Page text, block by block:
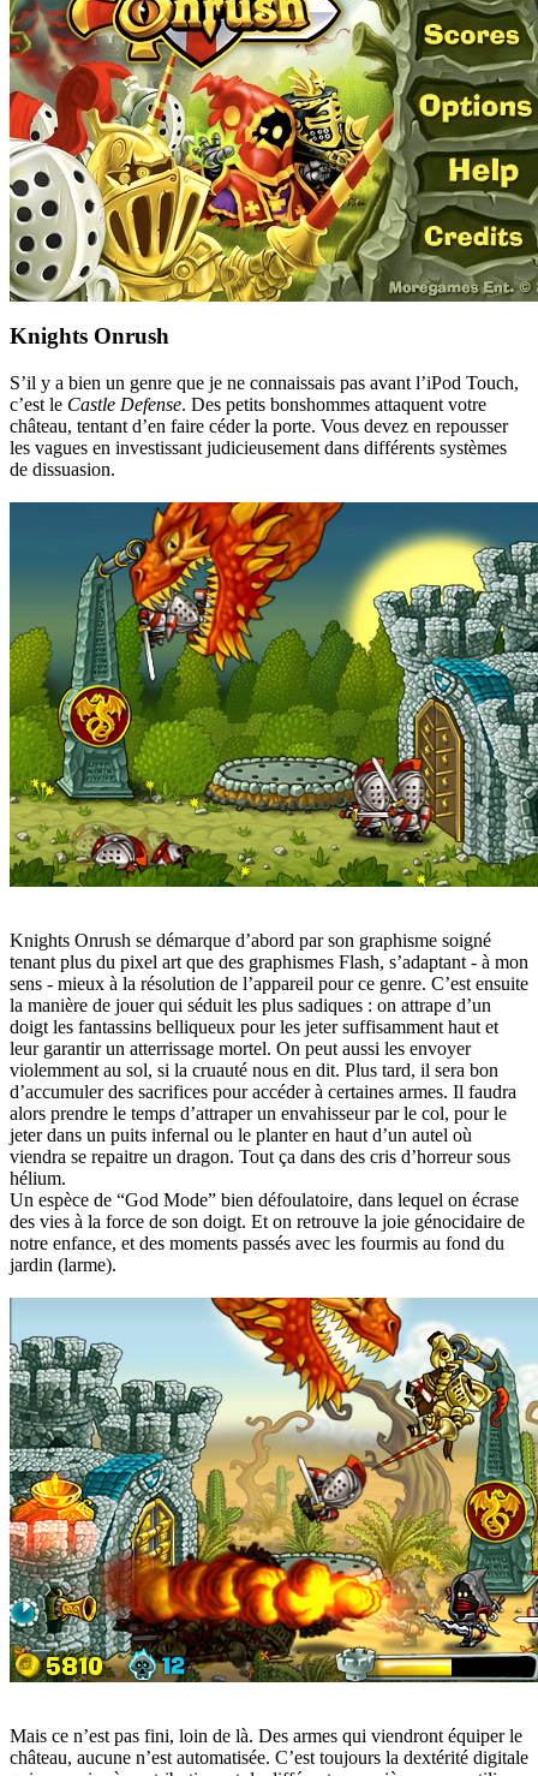
Knights Onrush
S’il y a bien un genre que je ne connaissais pas avant l’iPod Touch,
c’est le Castle Defense. Des petits bonshommes attaquent votre
château, tentant d’en faire céder la porte. Vous devez en repousser
les vagues en investissant judicieusement dans différents systèmes
de dissuasion.
Knights Onrush se démarque d’abord par son graphisme soigné
tenant plus du pixel art que des graphismes Flash, s’adaptant - à mon
sens - mieux à la résolution de l’appareil pour ce genre. C’est ensuite
la manière de jouer qui séduit les plus sadiques : on attrape d’un
doigt les fantassins belliqueux pour les jeter suffisamment haut et
leur garantir un atterrissage mortel. On peut aussi les envoyer
violemment au sol, si la cruauté nous en dit. Plus tard, il sera bon
d’accumuler des sacrifices pour accéder à certaines armes. Il faudra
alors prendre le temps d’attraper un envahisseur par le col, pour le
jeter dans un puits infernal ou le planter en haut d’un autel où
viendra se repaitre un dragon. Tout ça dans des cris d’horreur sous
hélium.
Un espèce de “God Mode” bien défoulatoire, dans lequel on écrase
des vies à la force de son doigt. Et on retrouve la joie génocidaire de
notre enfance, et des moments passés avec les fourmis au fond du
jardin (larme).
Mais ce n’est pas fini, loin de là. Des armes qui viendront équiper le
château, aucune n’est automatisée. C’est toujours la dextérité digitale